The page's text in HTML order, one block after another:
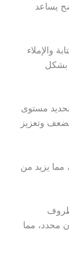
يساعد
والإملاء
بشكل
مستوى
وتعزيز
مما يزيد من
ظروف
محدد، مما